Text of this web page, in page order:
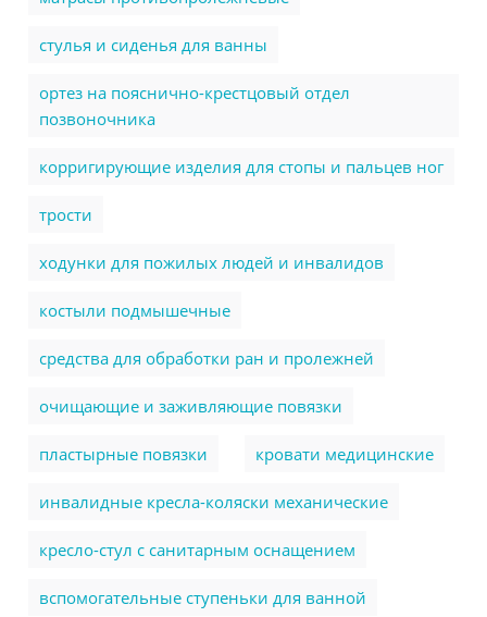
стулья и сиденья для ванны
ортез на пояснично-крестцовый отдел
позвоночника
корригирующие изделия для стопы и пальцев ног
трости
ходунки для пожилых людей и инвалидов
костыли подмышечные
cредства для обработки ран и пролежней
очищающие и заживляющие повязки
пластырные повязки кровати медицинские
инвалидные кресла-коляски механические
кресло-стул с санитарным оснащением
вспомогательные ступеньки для ванной